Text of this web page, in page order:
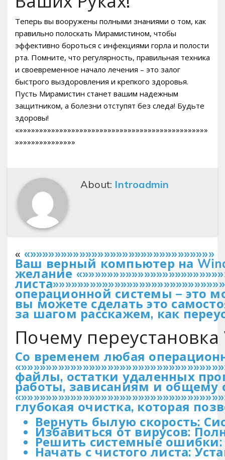
Теперь вы вооружены полными знаниями о том, как
правильно полоскать Мирамистином, чтобы
эффективно бороться с инфекциями горла и полости
рта. Помните, что регулярность, правильная техника
и своевременное начало лечения – это залог
быстрого выздоровления и крепкого здоровья.
Пусть Мирамистин станет вашим надежным
защитником, а болезни отступят без следа! Будьте
здоровы!
«»»»»»»»»»»»»»»»»»»»»»»»»»»»»»»»»»»»»»»»»»»»»»»»
»»»»»»»»»»»»»»»
About: Introadmin
« «»»»»»»»»»»»»»»»»»»»»»»»»»»»»»»
Ваш верный компьютер на
желание
операционной системы – это
вы можете сделать это
за шагом расскажем, как
Почему
Со временем любая
файлы, остатки удаленных
работы, зависаниям и общему
глубокая очистка, которая
Вернуть былую скорость:
Избавиться от вирусов:
Решить системные ошибки:
Начать с чистого листа: